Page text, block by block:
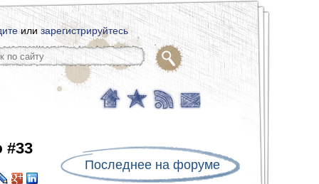
илизарегистрируйтесь
#33
Последнее на форуме